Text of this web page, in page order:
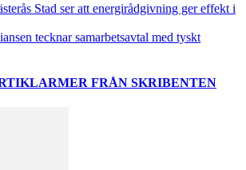
Stad ser att energirådgivning ger effekt i
tecknar samarbetsavtal med tyskt
MER FRÅN SKRIBENTEN